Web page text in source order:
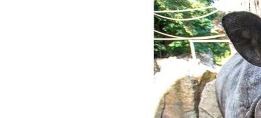
Kliknij, aby powiększyć